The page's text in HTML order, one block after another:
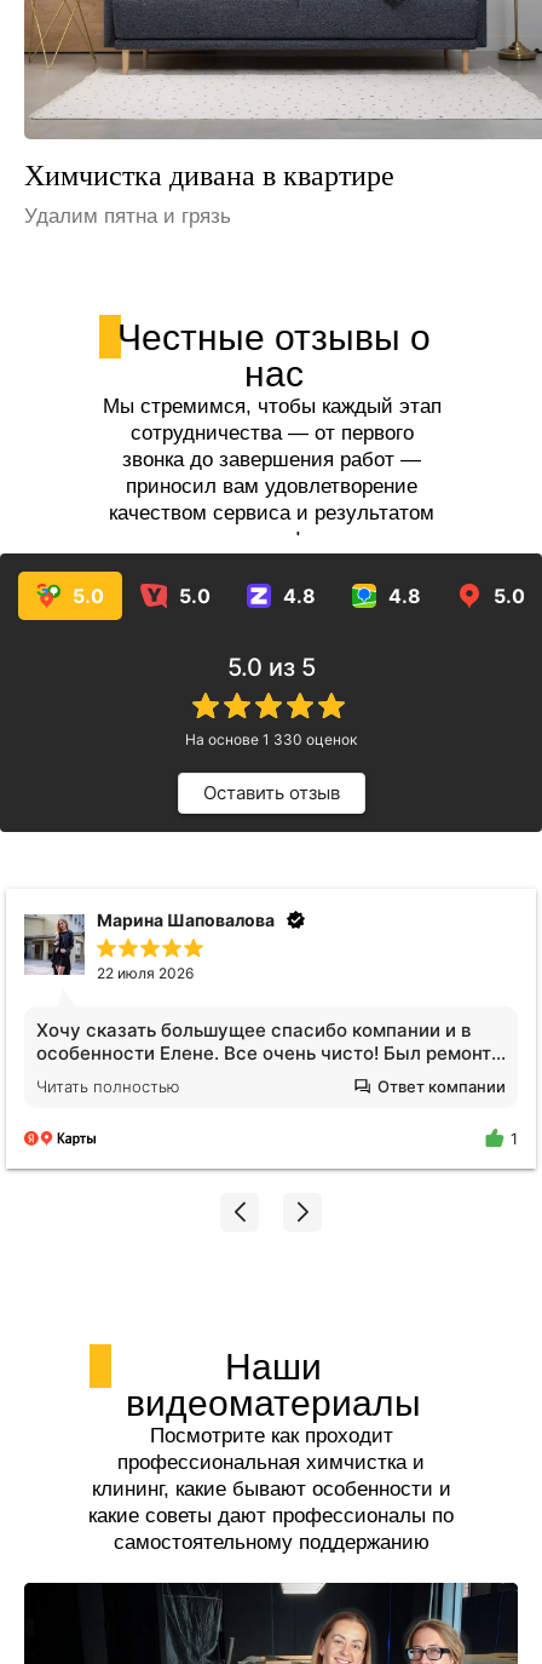
Химчистка дивана в офисе
Устраним неприятные запахи
Честные отзывы о
нас
Мы стремимся, чтобы каждый этап
сотрудничества — от первого
звонка до завершения работ —
приносил вам удовлетворение
качеством сервиса и результатом
услуг!
5.0 5.0 4.8 4.8 5.0
5.0 из 5
На основе 1 330 оценок
Оставить отзыв
Анна Видинеева
17 июля 2026
Обратилась за услугами клининга. Квартира после
сложных жильцов, вся кухня в жире, ощещение
будто никто не убирался годами. Отмыли все!
Плитка на полу оказалась не черной, я нигде не
легче стало. Спасибо огромное Екатерине!!!
Читать полностью Ответ компании
1
Наши
видеоматериалы
Посмотрите как проходит
профессиональная химчистка и
клининг, какие бывают особенности и
какие советы дают профессионалы по
самостоятельному поддержанию